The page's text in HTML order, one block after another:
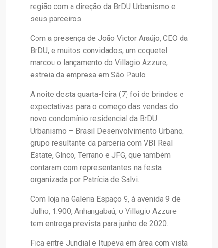
região com a direção da BrDU Urbanismo e
seus parceiros
Com a presença de João Victor Araújo, CEO da
BrDU, e muitos convidados, um coquetel
marcou o lançamento do Villagio Azzure,
estreia da empresa em São Paulo.
A noite desta quarta-feira (7) foi de brindes e
expectativas para o começo das vendas do
novo condomínio residencial da BrDU
Urbanismo – Brasil Desenvolvimento Urbano,
grupo resultante da parceria com VBI Real
Estate, Ginco, Terrano e JFG, que também
contaram com representantes na festa
organizada por Patrícia de Salvi.
Com loja na Galeria Espaço 9, à avenida 9 de
Julho, 1.900, Anhangabaú, o Villagio Azzure
tem entrega prevista para junho de 2020.
Fica entre Jundiaí e Itupeva em área com vista